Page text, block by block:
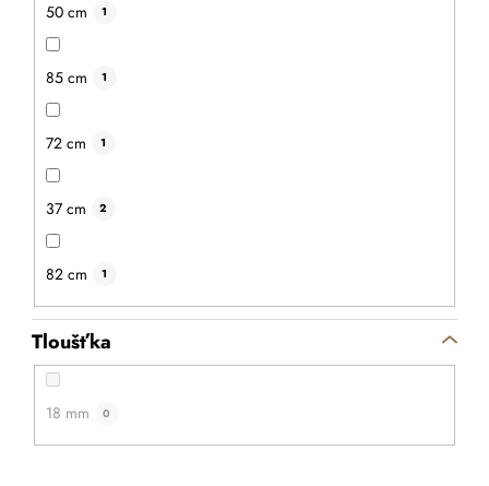
50 cm 1
85 cm 1
72 cm 1
37 cm 2
82 cm 1
Tloušťka
18 mm 0